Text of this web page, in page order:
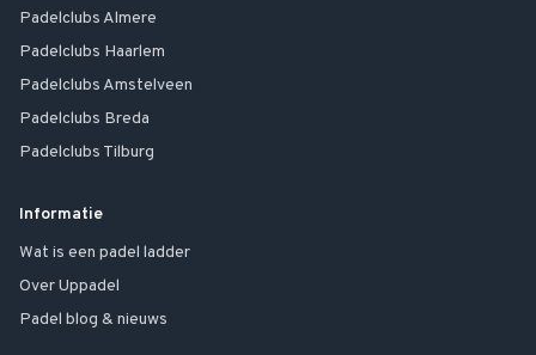
Padelclubs Almere
Padelclubs Haarlem
Padelclubs Amstelveen
Padelclubs Breda
Padelclubs Tilburg
Informatie
Wat is een padel ladder
Over Uppadel
Padel blog & nieuws